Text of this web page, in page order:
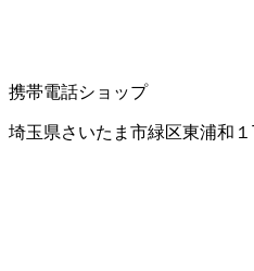
携帯電話ショップ
埼玉県さいたま市緑区東浦和